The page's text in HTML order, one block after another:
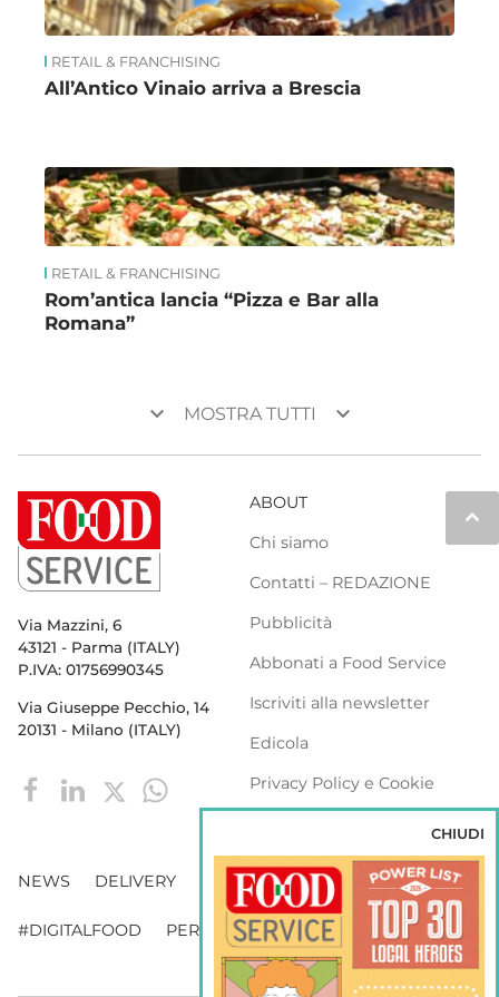
RETAIL & FRANCHISING
All’Antico Vinaio arriva a Brescia
RETAIL & FRANCHISING
Rom’antica lancia “Pizza e Bar alla
Romana”
keyboard_arrow_down MOSTRA TUTTI keyboard_arrow_down
keyboard_arrow_up
Via Mazzini, 6
43121 - Parma (ITALY)
P.IVA: 01756990345
Via Giuseppe Pecchio, 14
20131 - Milano (ITALY)
ABOUT
Chi siamo
Contatti – REDAZIONE
Pubblicità
Abbonati a Food Service
Iscriviti alla newsletter
Edicola
Privacy Policy e Cookie
NEWS DELIVERY DISTRIBUZIONE
#DIGITALFOOD PERSONE WEBINAR VENDING
CHIUDI